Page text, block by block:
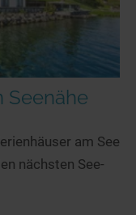
Seenähe
am See
nächsten See-